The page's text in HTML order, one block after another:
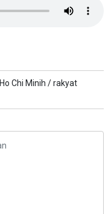
Chi Minih /rakyat